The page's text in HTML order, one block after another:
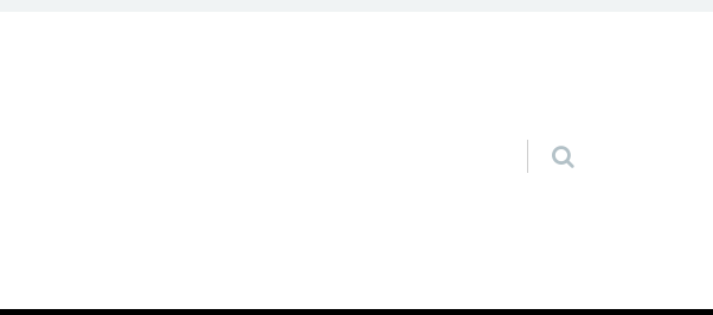
Pular para o conteúdo